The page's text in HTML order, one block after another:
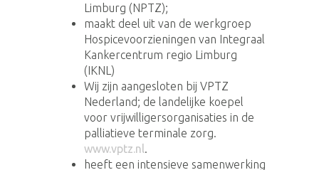
Limburg (NPTZ);
maakt deel uit van de werkgroep
Hospicevoorzieningen van Integraal
Kankercentrum regio Limburg
(IKNL)
Wij zijn aangesloten bij VPTZ
Nederland; de landelijke koepel
voor vrijwilligers­organisaties in de
palliatieve terminale zorg.
www.vptz.nl .
heeft een intensieve samenwerking